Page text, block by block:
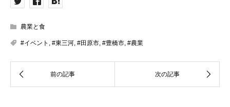
農業と食
#イベント , #東三河, #田原市, #豊橋市, #農業